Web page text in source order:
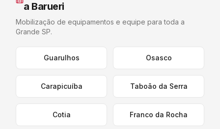
a Barueri
Mobilização de equipamentos e equipe para toda a
Grande SP.
Guarulhos Osasco
Carapicuíba Taboão da Serra
Cotia Franco da Rocha